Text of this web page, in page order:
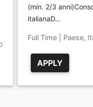
(min. 2/3
italianaD…
Full Time | Paese,
APPLY